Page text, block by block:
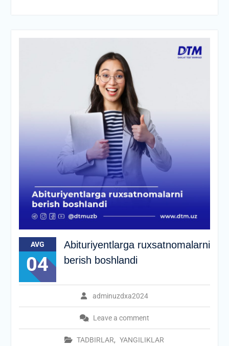
AVG
04
Abituriyentlarga ruxsatnomalarni
berish boshlandi
adminuzdxa2024
Leave a comment
TADBIRLAR, YANGILIKLAR